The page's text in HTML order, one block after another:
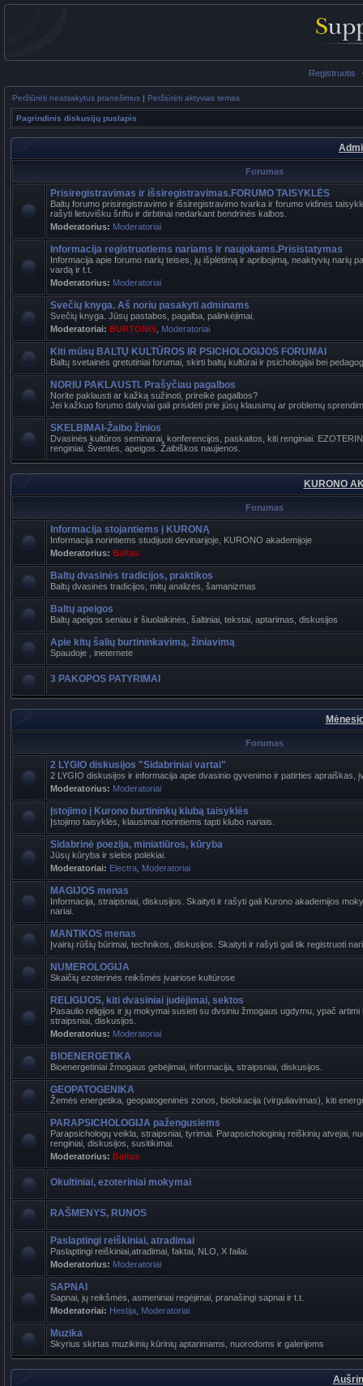
Registruotis
Peržiūrėti neatsakytus pranešimus | Peržiūrėti aktyvias temas
Pagrindinis diskusijų puslapis
Forumas
Prisiregistravimas ir išsiregistravimas.FORUMO TAISYKLĖS
Baltų forumo prisiregistravimo ir išsiregistravimo tvarka ir forumo vidinės
rašyti lietuvišku šriftu ir dirbtinai nedarkant bendrinės kalbos.
Moderatorius: Moderatoriai
Informacija registruotiems nariams ir naujokams.Prisistatymas
Informacija apie forumo narių teises, jų išplėtimą ir apribojimą, neaktyvių narių
vardą ir t.t.
Moderatorius: Moderatoriai
Svečių knyga. Aš noriu pasakyti adminams
Svečių knyga. Jūsų pastabos, pagalba, palinkėjimai.
Moderatoriai: BURTONIS Moderatoriai
Kiti mūsų BALTŲ KULTŪROS IR PSICHOLOGIJOS FORUMAI
Baltų svetainės gretutiniai forumai, skirti baltų kultūrai ir psichologijai bei
NORIU PAKLAUSTI. Prašyčiau pagalbos
Norite paklausti ar kažką sužinoti, prireikė pagalbos?
Jei kažkuo forumo dalyviai gali prisidėti prie jūsų klausimų ar problemų
SKELBIMAI-Žaibo žinios
Dvasinės kultūros seminarai, konferencijos, paskaitos, kiti renginiai.
renginiai. Šventės, apeigos. Žaibiškos naujienos.
KURONO
Forumas
Informacija stojantiems į KURONĄ
Informacija norintiems studijuoti devinarijoje, KURONO akademijoje
Moderatorius: Baltas
Baltų dvasinės tradicijos, praktikos
Baltų dvasinės tradicijos, mitų analizės, šamanizmas
Baltų apeigos
Baltų apeigos seniau ir šiuolaikinės, šaltiniai, tekstai, aptarimas, diskusijos
Apie kitų šalių burtininkavimą, žiniavimą
Spaudoje , ineternete
3 PAKOPOS PATYRIMAI
Forumas
2 LYGIO diskusijos "Sidabriniai vartai"
2 LYGIO diskusijos ir informacija apie dvasinio gyvenimo ir patirties apraiškas,
Moderatorius: Moderatoriai
Įstojimo į Kurono burtininkų klubą taisyklės
Įstojimo taisyklės, klausimai norintiems tapti klubo nariais.
Sidabrinė poezija, miniatiūros, kūryba
Jūsų kūryba ir sielos polėkiai.
Moderatoriai: Electra Moderatoriai
MAGIJOS menas
Informacija, straipsniai, diskusijos. Skaityti ir rašyti gali Kurono akademijos
nariai.
MANTIKOS menas
Įvairių rūšių būrimai, technikos, diskusijos. Skaityti ir rašyti gali tik registruoti
NUMEROLOGIJA
Skaičių ezoterinės reikšmės įvairiose kultūrose
RELIGIJOS, kiti dvasiniai judėjimai, sektos
Pasaulio religijos ir jų mokymai susieti su dvsiniu žmogaus ugdymu, ypač
straipsniai, diskusijos.
Moderatorius: Moderatoriai
BIOENERGETIKA
Bioenergetiniai žmogaus gebėjimai, informacija, straipsniai, diskusijos.
GEOPATOGENIKA
Žemės energetika, geopatogeninės zonos, biolokacija (virguliavimas), kiti
PARAPSICHOLOGIJA pažengusiems
Parapsichologų veikla, straipsniai, tyrimai. Parapsichologinių reiškinių atvejai,
renginiai, diskusijos, susitikimai.
Moderatorius: Baltas
Okultiniai, ezoteriniai mokymai
RAŠMENYS, RUNOS
Paslaptingi reiškiniai, atradimai
Paslaptingi reiškiniai,atradimai, faktai, NLO, X failai.
Moderatorius: Moderatoriai
SAPNAI
Sapnai, jų reikšmės, asmeniniai regėjimai, pranašingi sapnai ir t.t.
Moderatoriai: Hestija Moderatoriai
Muzika
Skyrius skirtas muzikinių kūrinių aptarimams, nuorodoms ir galerijoms